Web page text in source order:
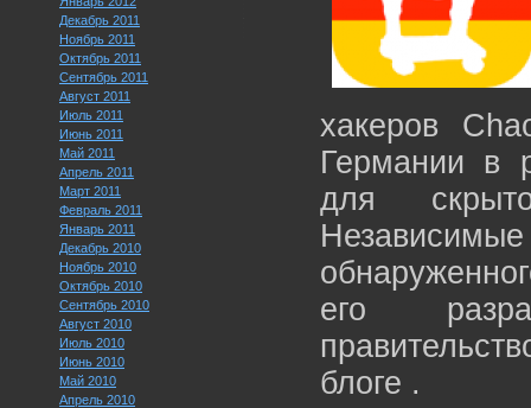
Декабрь 2011
Ноябрь 2011
Октябрь 2011
Сентябрь 2011
Август 2011
Июль 2011
Июнь 2011
Май 2011
Апрель 2011
Март 2011
Февраль 2011
Январь 2011
Декабрь 2010
Ноябрь 2010
Октябрь 2010
Сентябрь 2010
Август 2010
Июль 2010
Июнь 2010
Май 2010
Апрель 2010
хакеров
Германии в
для
его
блоге .